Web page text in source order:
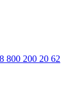
8 800 200 20 62